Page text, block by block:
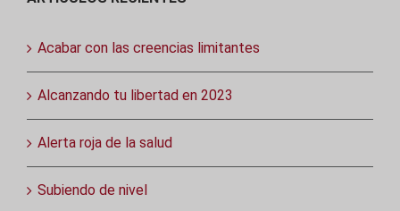
Acabar con las creencias limitantes
Alcanzando tu libertad en 2023
Alerta roja de la salud
Subiendo de nivel